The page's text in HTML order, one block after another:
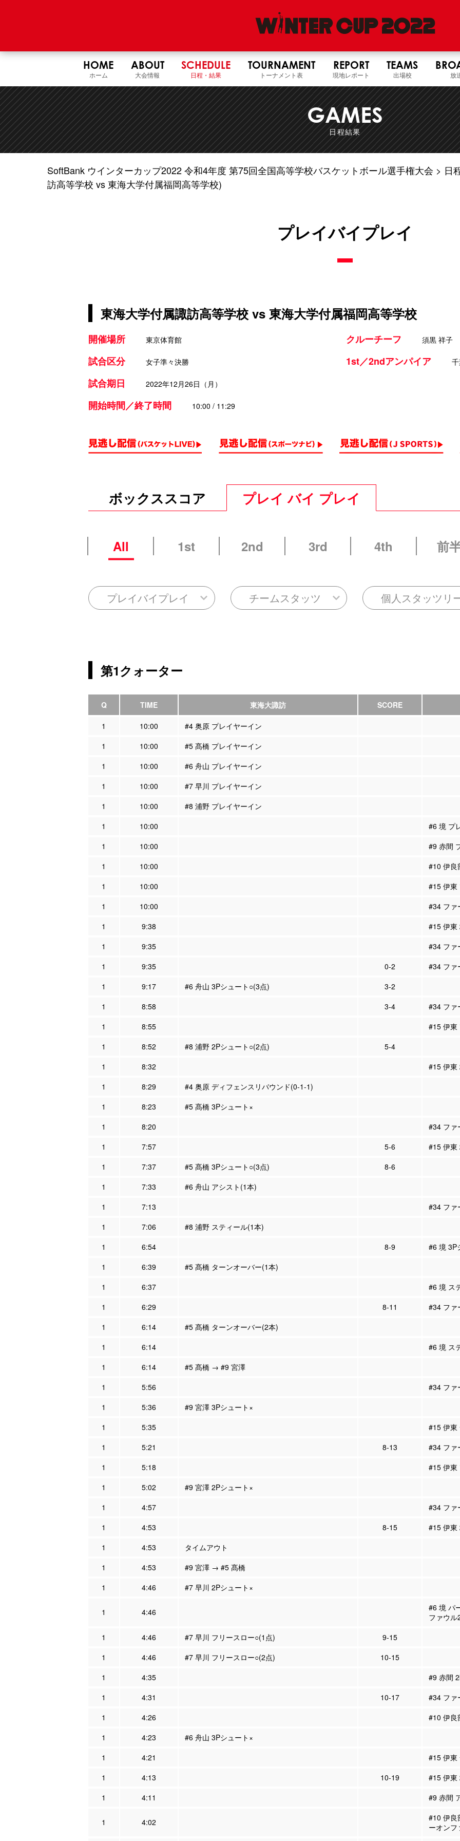
HOME
ホーム
ABOUT
大会情報
SCHEDULE
日程・結果
TOURNAMENT
トーナメント表
REPORT
現地レポート
TEAMS
出場校 放
GAMES
日程結果
SoftBank ウインターカップ2022 令和4年度 第75回全国高等学校バスケットボール選手権大会 日
訪高等学校 vs 東海大学付属福岡高等学校)
プレイバイプレイ
東海大学付属諏訪高等学校 vs 東海大学付属福岡高等学校
開催場所 東京体育館
試合区分 女子準々決勝
試合期日 2022年12月26日（月）
開始時間／終了時間 10:00 / 11:29
クルーチーフ 須黒 祥子
1st／2ndアンパイア
ボックススコア プレイ バイ プレイ
All 1st 2nd 3rd 4th 前
プレイバイプレイ チームスタッツ 個人スタッツリ
第1クォーター
Q TIME 東海大諏訪 SCORE
1 10:00
#4 奥原 プレイヤーイン
1
10:00
#5 髙橋 プレイヤーイン
1
10:00
#6 舟山 プレイヤーイン
1
10:00
#7 早川 プレイヤーイン
1
10:00
#8 浦野 プレイヤーイン
1
10:00
#6 境 プ
1
10:00
#9 赤間
1
10:00
#10 伊良
1
10:00
#15 伊東
1
10:00
#34 ファ
1
9:38
#15 伊東
1
9:35
#34 ファ
1
9:35 0-2
#34 ファ
1
9:17 #6 舟山 3Pシュート○(3点)
3-2
1
8:58 3-4
#34 ファ
1
8:55
#15 伊東
1
8:52 #8 浦野 2Pシュート○(2点)
5-4
1
8:32
#15 伊東
1
8:29
#4 奥原 ディフェンスリバウンド(0-1-1)
1
8:23
#5 髙橋 3Pシュート×
1
8:20
#34 ファ
1
7:57 5-6
#15 伊東
1
7:37 #5 髙橋 3Pシュート○(3点)
8-6
1
7:33
#6 舟山 アシスト(1本)
1
7:13
#34 ファ
1
7:06
#8 浦野 スティール(1本)
1
6:54 8-9
#6 境 3P
1
6:39
#5 髙橋 ターンオーバー(1本)
1
6:37
#6 境 ス
1
6:29 8-11
#34 ファ
1
6:14
#5 髙橋 ターンオーバー(2本)
1
6:14
#6 境 ス
1
6:14
#5 髙橋 → #9 宮澤
1
5:56
#34 ファ
1
5:36
#9 宮澤 3Pシュート×
1
5:35
#15 伊東
1
5:21 8-13
#34 ファ
1
5:18
#15 伊東
1
5:02
#9 宮澤 2Pシュート×
1
4:57
#34 ファ
1
4:53 8-15
#15 伊東
1
4:53
タイムアウト
1
4:53
#9 宮澤 → #5 髙橋
1
4:46 #7 早川 2Pシュート×
1 4:46
#6 境 パ
ファウル
1
4:46 #7 早川 フリースロー○(1点)
9-15
1
4:46 #7 早川 フリースロー○(2点)
10-15
1
4:35
#9 赤間
1
4:31 10-17
#34 ファ
1
4:26
#10 伊良
1
4:23
#6 舟山 3Pシュート×
1
4:21
#15 伊東
1
4:13 10-19
#15 伊東
1
4:11 #9 赤間
1 4:02
#10 伊良
ーオンフ